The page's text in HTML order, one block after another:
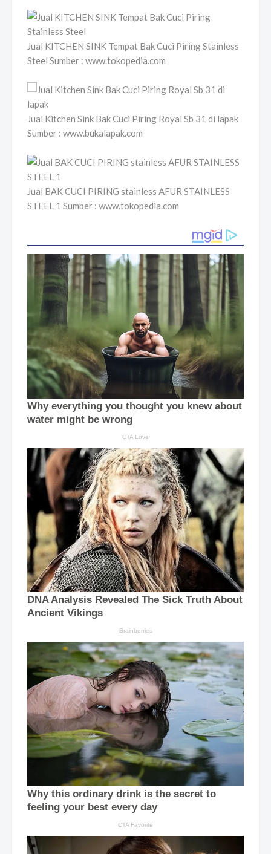
Jual KITCHEN SINK Tempat Bak Cuci Piring Stainless
Steel Sumber : www.tokopedia.com
Jual Kitchen Sink Bak Cuci Piring Royal Sb 31 di lapak
Sumber : www.bukalapak.com
Jual BAK CUCI PIRING stainless AFUR STAINLESS
STEEL 1 Sumber : www.tokopedia.com